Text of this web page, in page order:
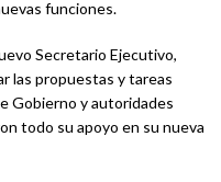
funciones.
Secretario Ejecutivo,
las propuestas y tareas
Gobierno y autoridades
todo su apoyo en su nueva